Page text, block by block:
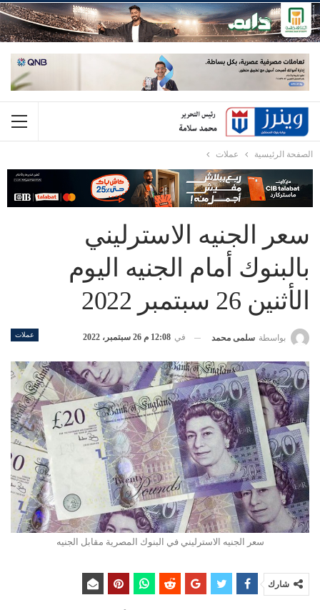
الصفحة الرئيسية عملات
سعر الجنيه الاسترليني
بالبنوك أمام الجنيه اليوم
الأثنين 26 سبتمبر 2022
عملات بواسطة سلمى محمد في 12:08 م 26 سبتمبر، 2022
سعر الجنيه الاسترليني في البنوك المصرية مقابل الجنيه
شارك